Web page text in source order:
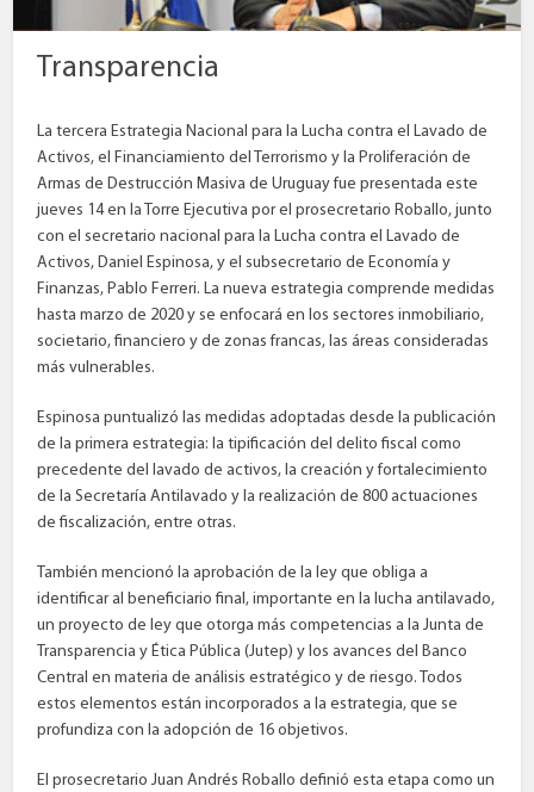
Transparencia
La tercera Estrategia Nacional para la Lucha contra el Lavado de
Activos, el Financiamiento del Terrorismo y la Proliferación de
Armas de Destrucción Masiva de Uruguay fue presentada este
jueves 14 en la Torre Ejecutiva por el prosecretario Roballo, junto
con el secretario nacional para la Lucha contra el Lavado de
Activos, Daniel Espinosa, y el subsecretario de Economía y
Finanzas, Pablo Ferreri. La nueva estrategia comprende medidas
hasta marzo de 2020 y se enfocará en los sectores inmobiliario,
societario, financiero y de zonas francas, las áreas consideradas
más vulnerables.
Espinosa puntualizó las medidas adoptadas desde la publicación
de la primera estrategia: la tipificación del delito fiscal como
precedente del lavado de activos, la creación y fortalecimiento
de la Secretaría Antilavado y la realización de 800 actuaciones
de fiscalización, entre otras.
También mencionó la aprobación de la ley que obliga a
identificar al beneficiario final, importante en la lucha antilavado,
un proyecto de ley que otorga más competencias a la Junta de
Transparencia y Ética Pública (Jutep) y los avances del Banco
Central en materia de análisis estratégico y de riesgo. Todos
estos elementos están incorporados a la estrategia, que se
profundiza con la adopción de 16 objetivos.
El prosecretario Juan Andrés Roballo definió esta etapa como un